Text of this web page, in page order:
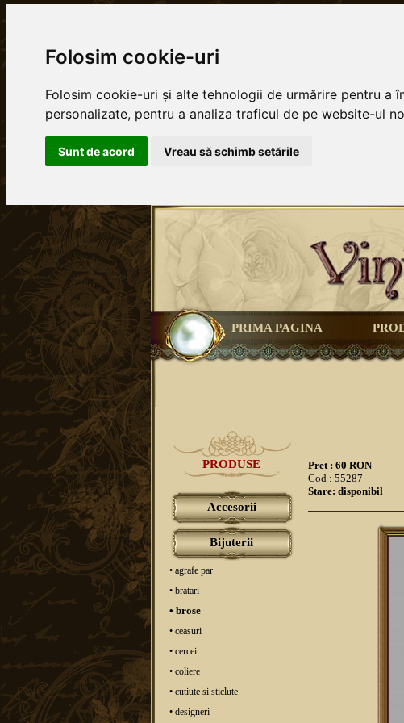
Folosim cookie-uri
Folosim cookie-uri și alte tehnologii de urmărire pentru a
personalizate, pentru a analiza traficul de pe website-ul
Sunt de acord Vreau să schimb setările
PRIMA PAGINA
PRODUSE
Accesorii
Bijuterii
• agrafe par
• bratari
• brose
• ceasuri
• cercei
• coliere
• cutiute si sticlute
• designeri
Pret : 60 RON
Cod : 55287
Stare: disponibil